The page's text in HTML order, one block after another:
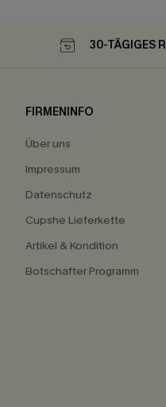
30-TÄGIGES
FIRMENINFO
Über uns
Impressum
Datenschutz
Cupshe Lieferkette
Artikel & Kondition
Botschafter Programm